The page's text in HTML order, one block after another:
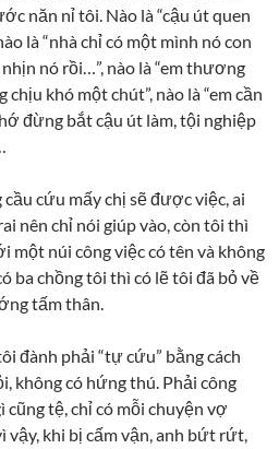
năn nỉ tôi. Nào là “cậu út quen
là “nhà chỉ có một mình nó con
nó rồi…”, nào là “em thương
khó một chút”, nào là “em cần
đừng bắt cậu út làm, tội nghiệp
cứu mấy chị sẽ được việc, ai
nên chỉ nói giúp vào, còn tôi thì
một núi công việc có tên và không
ba chồng tôi thì có lẽ tôi đã bỏ về
tấm thân.
đành phải “tự cứu” bằng cách
không có hứng thú. Phải công
cũng tệ, chỉ có mỗi chuyện vợ
vậy, khi bị cấm vận, anh bứt rứt,